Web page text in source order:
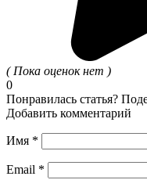
( Пока оценок нет )
0
Понравилась статья?
Добавить комментарий
Имя *
Email *